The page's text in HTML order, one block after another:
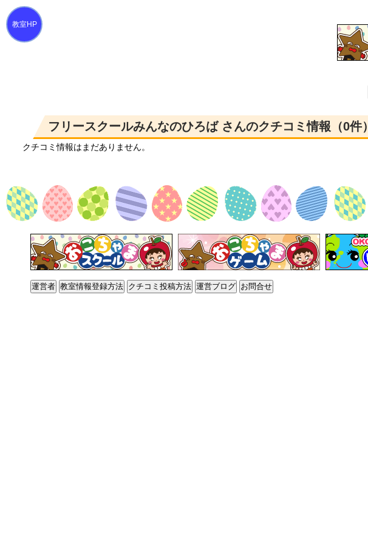
フリースクールみんなのひろば さんのクチコミ情報（0件）
クチコミ情報はまだありません。